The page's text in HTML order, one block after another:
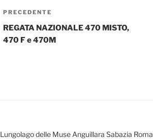
Navigazione
articoli
Articolo
precedente:
PRECEDENTE
REGATA NAZIONALE 470 MISTO,
470 F e 470M
Lungolago delle Muse Anguillara Sabazia Roma